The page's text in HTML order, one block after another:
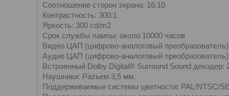
Соотношение сторон экрана: 16:10
Контрастность: 300:1
Яркость: 300 cd/m2
Срок службы лампы: около 10000 часов
Видео ЦАП (цифрово-аналоговый
Аудио ЦАП (цифрово-аналоговый
Встроенный Dolby Digital® Surround Sound декодер:
Наушники: Разъем 3,5 мм.
Поддерживаемые системы цветности: PAL/NTSC/